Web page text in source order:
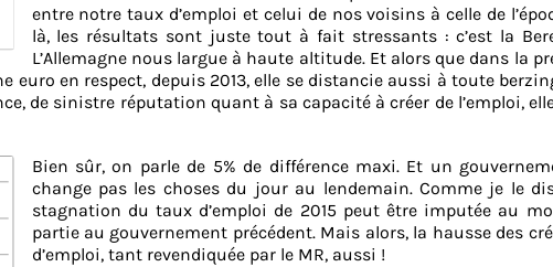
entre notre taux d’emploi et celui de nos voisins à celle de
là, les résultats sont juste tout à fait stressants : c’est la
L’Allemagne nous largue à haute altitude. Et alors que dans la
euro en respect, depuis 2013, elle se distancie aussi à toute
de sinistre réputation quant à sa capacité à créer de l’emploi,
Bien sûr, on parle de 5% de différence maxi. Et un
change pas les choses du jour au lendemain. Comme je le
stagnation du taux d’emploi de 2015 peut être imputée au
partie au gouvernement précédent. Mais alors, la hausse des
d’emploi, tant revendiquée par le MR, aussi !